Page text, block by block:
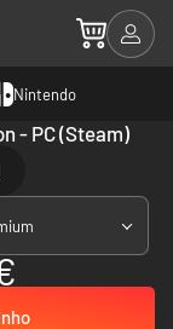
Nintendo
- PC (Steam)